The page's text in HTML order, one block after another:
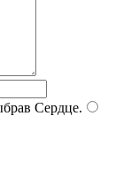
Сердце.